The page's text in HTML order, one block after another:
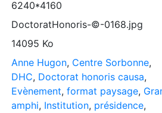
6240*4160
DoctoratHonoris-©-0168.jpg
14095 Ko
Anne Hugon, Centre Sorbonne,
DHC, Doctorat honoris causa,
Evènement, format paysage,
amphi, Institution, présidence,